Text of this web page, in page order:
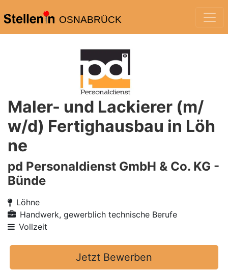
OSNABRÜCK
Maler- und Lackierer (m/
w/d) Fertighausbau in Löh
ne
pd Personaldienst GmbH & Co. KG -
Bünde
Löhne
Handwerk, gewerblich technische Berufe
Vollzeit
Jetzt Bewerben